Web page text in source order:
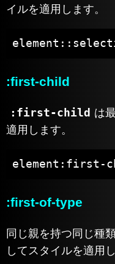
イルを適用します。
:first-child
:first-child は
適用します。
element:first-
:first-of-type
同じ親を持つ同じ種
してスタイルを適用し